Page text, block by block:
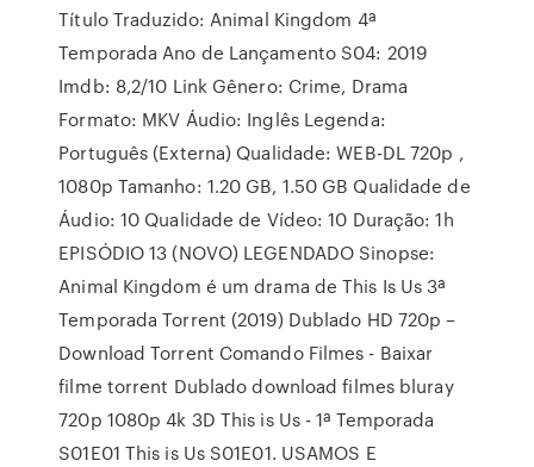
Título Traduzido: Animal Kingdom 4ª
Temporada Ano de Lançamento S04: 2019
Imdb: 8,2/10 Link Gênero: Crime, Drama
Formato: MKV Áudio: Inglês Legenda:
Português (Externa) Qualidade: WEB-DL 720p ,
1080p Tamanho: 1.20 GB, 1.50 GB Qualidade de
Áudio: 10 Qualidade de Vídeo: 10 Duração: 1h
EPISÓDIO 13 (NOVO) LEGENDADO Sinopse:
Animal Kingdom é um drama de This Is Us 3ª
Temporada Torrent (2019) Dublado HD 720p –
Download Torrent Comando Filmes - Baixar
filme torrent Dublado download filmes bluray
720p 1080p 4k 3D This is Us - 1ª Temporada
S01E01 This is Us S01E01. USAMOS E